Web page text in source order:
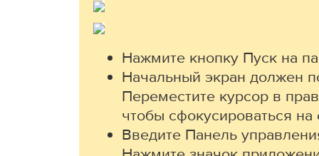
Нажмите кнопку Пуск на
Начальный экран должен
Переместите курсор в
чтобы сфокусироваться на
Введите Панель